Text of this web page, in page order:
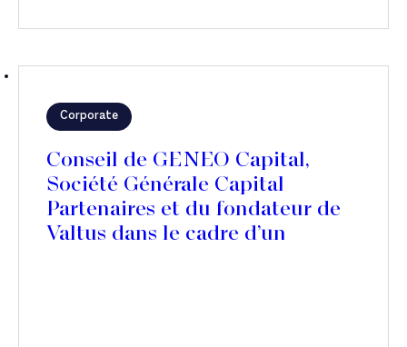
Corporate
Conseil de GENEO Capital,
Société Générale Capital
Partenaires et du fondateur de
Valtus dans le cadre d’un